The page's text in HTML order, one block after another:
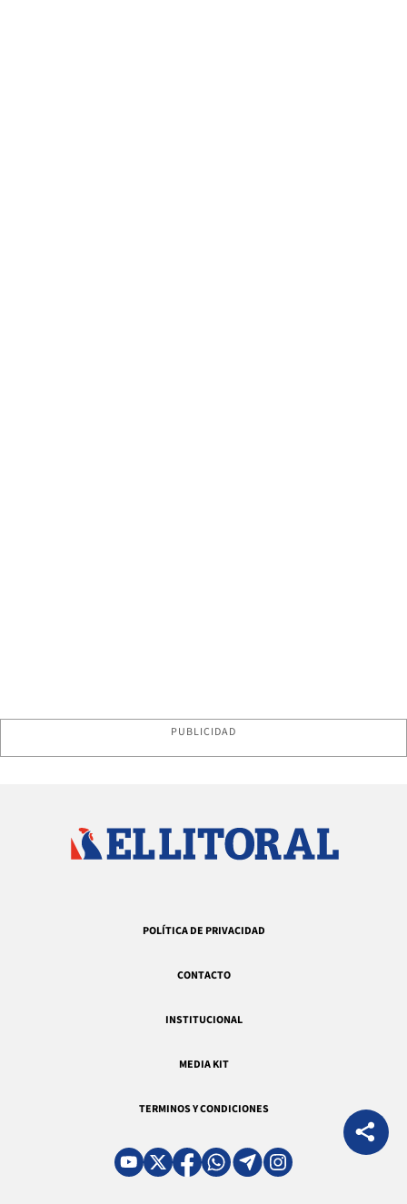
PUBLICIDAD
POLÍTICA DE PRIVACIDAD
CONTACTO
INSTITUCIONAL
MEDIA KIT
TERMINOS Y CONDICIONES